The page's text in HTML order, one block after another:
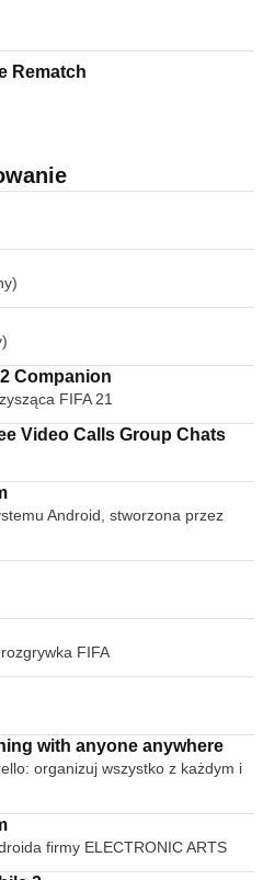
Rematch
Companion
FIFA 21
Viber Messenger - Free Video Calls Group Chats
Android, stworzona przez
FIFA
with anyone anywhere
organizuj wszystko z każdym i
firmy ELECTRONIC ARTS